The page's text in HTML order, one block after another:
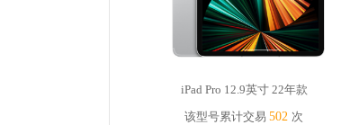
iPad Pro 12.9英寸 22年款
该型号累计交易 502 次